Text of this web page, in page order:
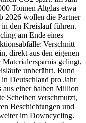
Tonnen Altglas etwa
2026 wollen die Partner
in den Kreislauf führen.
am Ende eines
Verschnitt
direkt aus den eigenen
gelingt,
unberührt. Rund
Deutschland pro Jahr
aus einer halben Million
Scheiben verschmutzt,
Beschichtungen und
im Downcycling.